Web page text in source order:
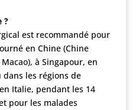
?
est recommandé pour
en Chine (Chine
à Singapour, en
dans les régions de
Italie, pendant les 14
pour les malades